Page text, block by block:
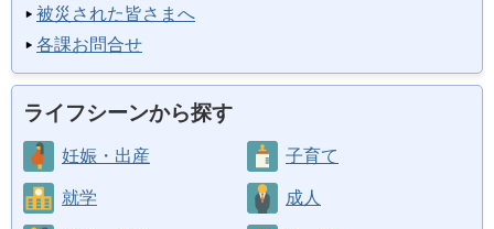
被災された皆さまへ
各課お問合せ
ライフシーンから探す
妊娠・出産 子育て
就学 成人